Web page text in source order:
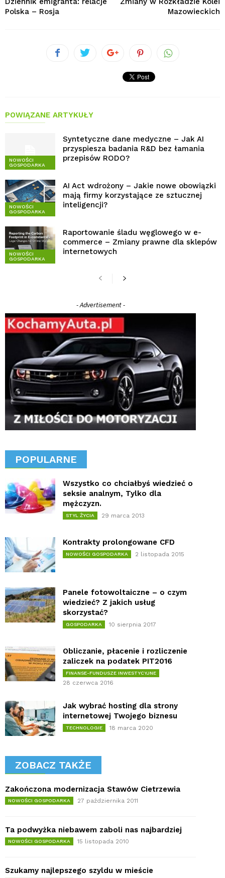
Polska – Rosja
Mazowieckich
POWIĄZANE ARTYKUŁY
NOWOŚCI
GOSPODARKA
Syntetyczne dane medyczne – Jak AI
przyspiesza badania R&D bez łamania
przepisów RODO?
NOWOŚCI
GOSPODARKA
AI Act wdrożony – Jakie nowe obowiązki
mają firmy korzystające ze sztucznej
inteligencji?
NOWOŚCI
GOSPODARKA
Raportowanie śladu węglowego w e-
commerce – Zmiany prawne dla sklepów
internetowych
- Advertisement -
POPULARNE
Wszystko co chciałbyś wiedzieć o
seksie analnym, Tylko dla
mężczyzn.
STYL ŻYCIA 29 marca 2013
Kontrakty prolongowane CFD
NOWOŚCI GOSPODARKA 2 listopada 2015
Panele fotowoltaiczne – o czym
wiedzieć? Z jakich usług
skorzystać?
GOSPODARKA 10 sierpnia 2017
Obliczanie, płacenie i rozliczenie
zaliczek na podatek PIT2016
FINANSE-FUNDUSZE INWESTYCYJNE
28 czerwca 2016
Jak wybrać hosting dla strony
internetowej Twojego biznesu
TECHNOLOGIE 18 marca 2020
ZOBACZ TAKŻE
Zakończona modernizacja Stawów Cietrzewia
NOWOŚCI GOSPODARKA 27 października 2011
Ta podwyżka niebawem zaboli nas najbardziej
NOWOŚCI GOSPODARKA 15 listopada 2010
Szukamy najlepszego szyldu w mieście